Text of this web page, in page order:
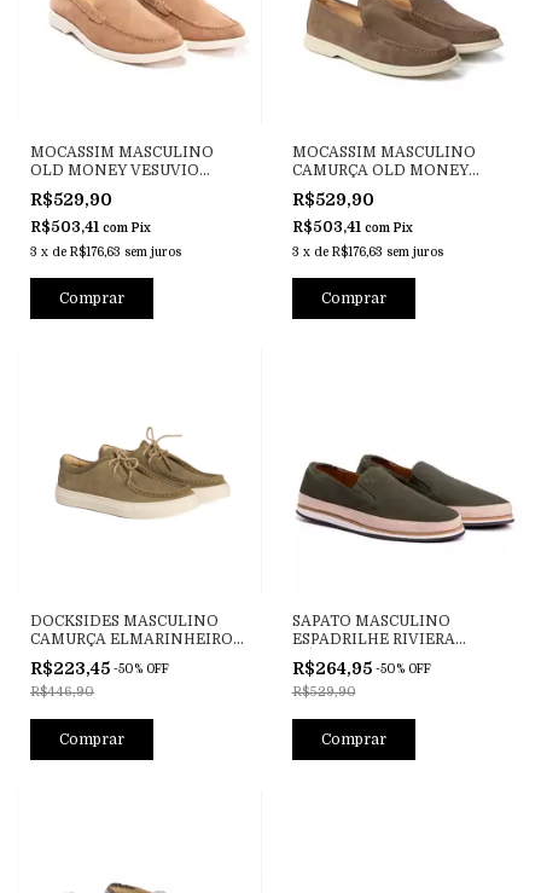
MOCASSIM MASCULINO
OLD MONEY VESUVIO
TAUPE
R$529,90
R$503,41 com Pix
3 x de R$176,63 sem juros
Comprar
MOCASSIM MASCULINO
CAMURÇA OLD MONEY
VESUVIO RATO
R$529,90
R$503,41 com Pix
3 x de R$176,63 sem juros
Comprar
DOCKSIDES MASCULINO
CAMURÇA ELMARINHEIRO
CAQUI
R$223,45 -50% OFF
R$446,90
Comprar
SAPATO MASCULINO
ESPADRILHE RIVIERA
HÉLIOS VERDE MILITAR
R$264,95 -50% OFF
R$529,90
Comprar